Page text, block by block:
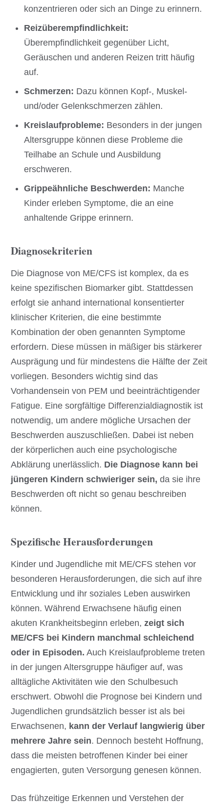
konzentrieren oder sich an Dinge zu erinnern.
Reizüberempfindlichkeit:
Überempfindlichkeit gegenüber Licht,
Geräuschen und anderen Reizen tritt häufig
auf.
Schmerzen: Dazu können Kopf-, Muskel-
und/oder Gelenkschmerzen zählen.
Kreislaufprobleme: Besonders in der jungen
Altersgruppe können diese Probleme die
Teilhabe an Schule und Ausbildung
erschweren.
Grippeähnliche Beschwerden: Manche
Kinder erleben Symptome, die an eine
anhaltende Grippe erinnern.
Diagnosekriterien
Die Diagnose von ME/CFS ist komplex, da es
keine spezifischen Biomarker gibt. Stattdessen
erfolgt sie anhand international konsentierter
klinischer Kriterien, die eine bestimmte
Kombination der oben genannten Symptome
erfordern. Diese müssen in mäßiger bis stärkerer
Ausprägung und für mindestens die Hälfte der Zeit
vorliegen. Besonders wichtig sind das
Vorhandensein von PEM und beeinträchtigender
Fatigue. Eine sorgfältige Differenzialdiagnostik ist
notwendig, um andere mögliche Ursachen der
Beschwerden auszuschließen. Dabei ist neben
der körperlichen auch eine psychologische
Abklärung unerlässlich. Die Diagnose kann bei
jüngeren Kindern schwieriger sein,da sie ihre
Beschwerden oft nicht so genau beschreiben
können.
Spezifische Herausforderungen
Kinder und Jugendliche mit ME/CFS stehen vor
besonderen Herausforderungen, die sich auf ihre
Entwicklung und ihr soziales Leben auswirken
können. Während Erwachsene häufig einen
akuten Krankheitsbeginn erleben,zeigt sich
ME/CFS bei Kindern manchmal schleichend
oder in Episoden. Auch Kreislaufprobleme treten
in der jungen Altersgruppe häufiger auf, was
alltägliche Aktivitäten wie den Schulbesuch
erschwert. Obwohl die Prognose bei Kindern und
Jugendlichen grundsätzlich besser ist als bei
Erwachsenen, kann der Verlauf langwierig über
mehrere Jahre sein. Dennoch besteht Hoffnung,
dass die meisten betroffenen Kinder bei einer
engagierten, guten Versorgung genesen können.
Das frühzeitige Erkennen und Verstehen der